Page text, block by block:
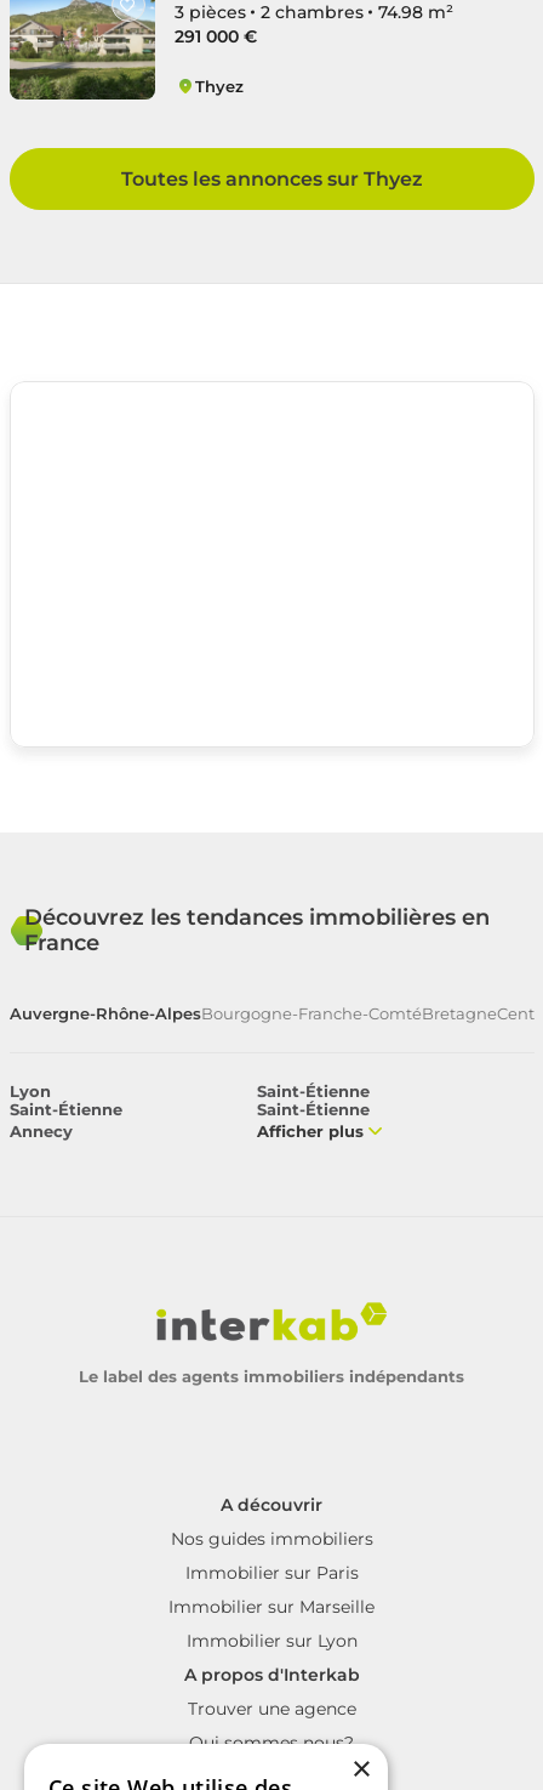
3 pièces
2 chambres
74.98 m²
291 000 €
Thyez
Toutes les annonces sur Thyez
Découvrez les tendances immobilières en
France
Auvergne-Rhône-AlpesBourgogne-Franche-ComtéBretagne
Lyon
Saint-Étienne
Saint-Étienne
Saint-Étienne
Annecy
Afficher plus
Le label des agents immobiliers indépendants
A découvrir
Nos guides immobiliers
Immobilier sur Paris
Immobilier sur Marseille
Immobilier sur Lyon
A propos d'Interkab
Trouver une agence
Qui sommes nous?
La charte Interkab
×